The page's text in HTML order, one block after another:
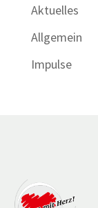
Aktuelles
Allgemein
Impulse